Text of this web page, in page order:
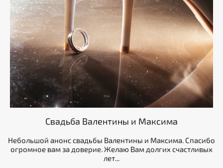
Свадьба Валентины и Максима
Небольшой анонс свадьбы Валентины и Максима. Спасибо
огромное вам за доверие. Желаю Вам долгих счастливых
лет...